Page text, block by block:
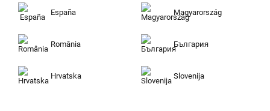
España Magyarország
România България
Hrvatska Slovenija